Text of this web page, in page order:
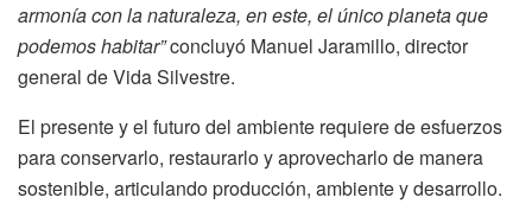
armonía con la naturaleza, en este, el único planeta que
podemos habitar”concluyó Manuel Jaramillo, director
general de Vida Silvestre.
El presente y el futuro del ambiente requiere de esfuerzos
para conservarlo, restaurarlo y aprovecharlo de manera
sostenible, articulando producción, ambiente y desarrollo.